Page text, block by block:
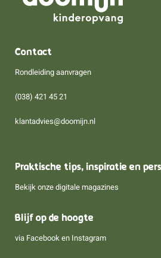
Contact
Rondleiding aanvragen
(038) 421 45 21
klantadvies@doomijn.nl
Praktische tips, inspiratie en
Bekijk onze digitale magazines
Blijf op de hoogte
via Facebook en Instagram